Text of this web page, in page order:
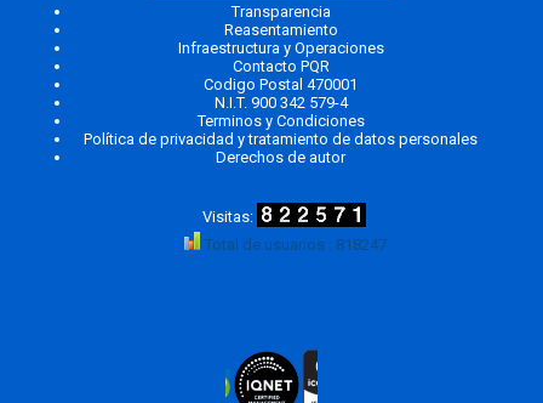
Transparencia
Reasentamiento
Infraestructura y Operaciones
Contacto PQR
Codigo Postal 470001
N.I.T. 900 342 579-4
Terminos y Condiciones
Política de privacidad y tratamiento de datos personales
Derechos de autor
Total de usuarios : 818247